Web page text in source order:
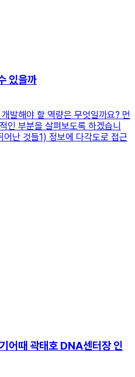
있을까
발해야 할 역량은 무엇일까요? 먼
인 부분을 살펴보도록 하겠습니
난 것들1) 정보에 다각도로 접근
어때 곽태호 DNA센터장 인